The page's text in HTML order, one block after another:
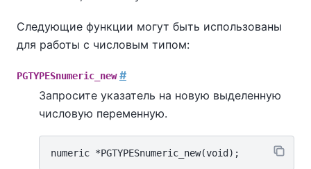
Следующие функции могут быть использованы
для работы с числовым типом:
PGTYPESnumeric_new #
Запросите указатель на новую выделенную
числовую переменную.